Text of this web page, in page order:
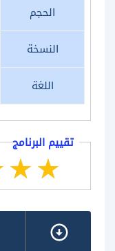
الحجم
النسخة
اللغة
تقييم البرنامج